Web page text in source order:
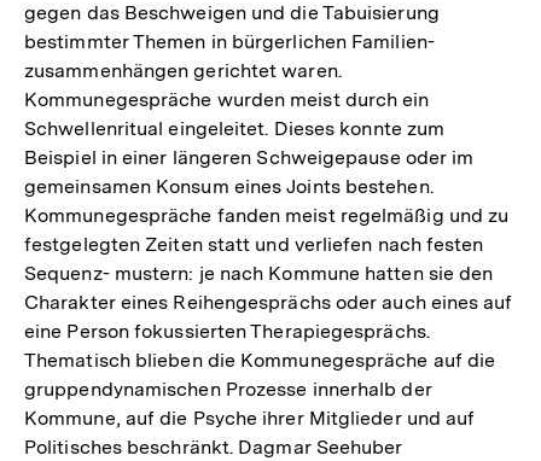
gegen das Beschweigen und die Tabuisierung
bestimmter Themen in bürgerlichen Familien-
zusammenhängen gerichtet waren.
Kommunegespräche wurden meist durch ein
Schwellenritual eingeleitet. Dieses konnte zum
Beispiel in einer längeren Schweigepause oder im
gemeinsamen Konsum eines Joints bestehen.
Kommunegespräche fanden meist regelmäßig und zu
festgelegten Zeiten statt und verliefen nach festen
Sequenz- mustern: je nach Kommune hatten sie den
Charakter eines Reihengesprächs oder auch eines auf
eine Person fokussierten Therapiegesprächs.
Thematisch blieben die Kommunegespräche auf die
gruppendynamischen Prozesse innerhalb der
Kommune, auf die Psyche ihrer Mitglieder und auf
Politisches beschränkt. Dagmar Seehuber